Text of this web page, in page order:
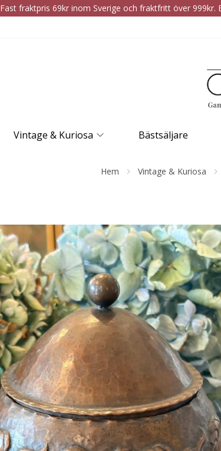
Fast fraktpris 69kr inom Sverige och fraktfritt över 999kr.
Vintage & Kuriosa Bästsäljare
Hem Vintage & Kuriosa